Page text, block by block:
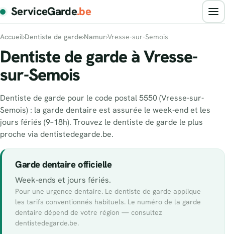
ServiceGarde.be
Accueil›Dentiste de garde›Namur›Vresse-sur-Semois
Dentiste de garde à Vresse-
sur-Semois
Dentiste de garde pour le code postal 5550 (Vresse-sur-
Semois) : la garde dentaire est assurée le week-end et les
jours fériés (9–18h). Trouvez le dentiste de garde le plus
proche via dentistedegarde.be.
Garde dentaire officielle
Week-ends et jours fériés.
Pour une urgence dentaire. Le dentiste de garde applique
les tarifs conventionnés habituels. Le numéro de la garde
dentaire dépend de votre région — consultez
dentistedegarde.be.